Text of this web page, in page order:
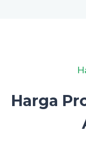
Harga